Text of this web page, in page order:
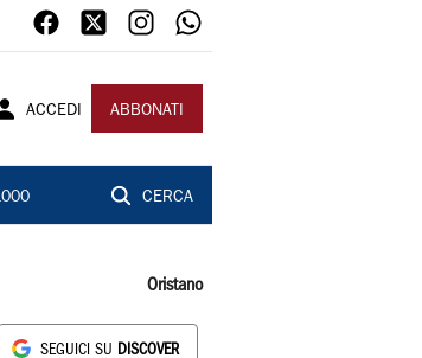
ACCEDI ABBONATI
CERCA
Oristano
SEGUICI SU DISCOVER